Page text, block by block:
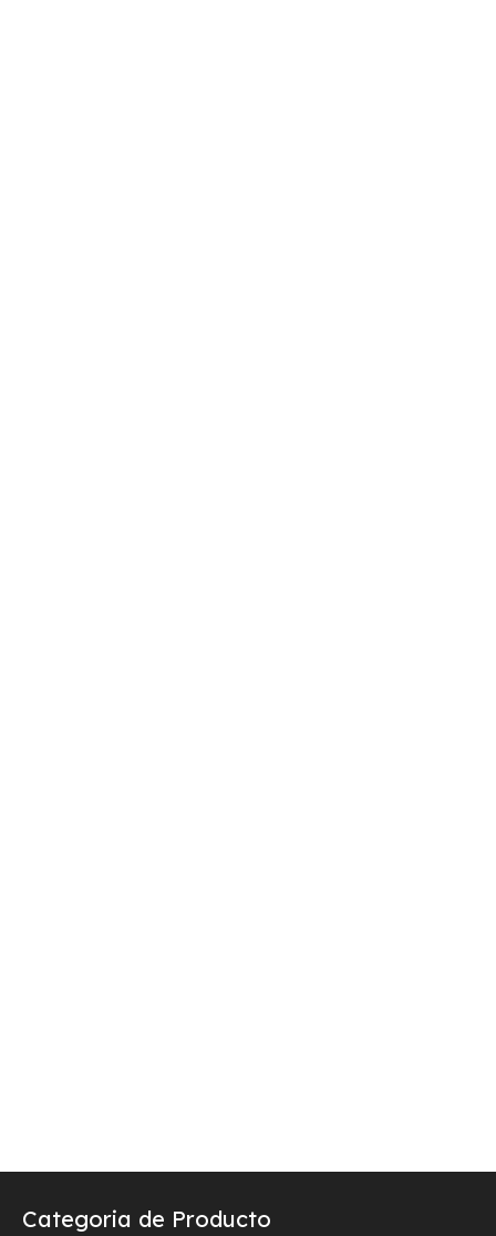
Categoria de Producto